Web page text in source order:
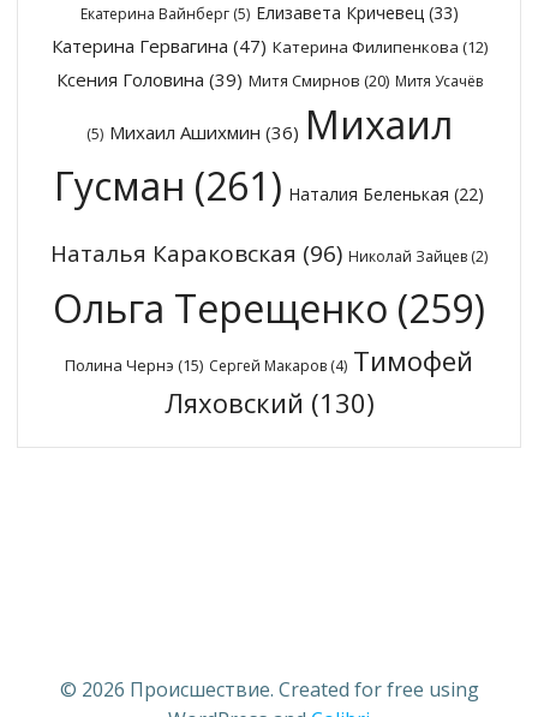
Екатерина Вайнберг(5) Елизавета Кричевец(33)
Катерина Гервагина (47) Катерина Филипенкова (12)
Ксения Головина (39) Митя Смирнов (20) Митя Усачёв
(5) Михаил Ашихмин (36) Михаил
Гусман (261) Наталия Беленькая (22)
Наталья Караковская (96) Николай Зайцев (2)
Ольга Терещенко (259)
Полина Чернэ (15) Сергей Макаров (4) Тимофей
Ляховский (130)
© 2026 Происшествие. Created for free using